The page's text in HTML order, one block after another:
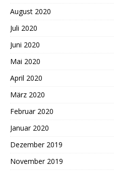
August 2020
Juli 2020
Juni 2020
Mai 2020
April 2020
März 2020
Februar 2020
Januar 2020
Dezember 2019
November 2019